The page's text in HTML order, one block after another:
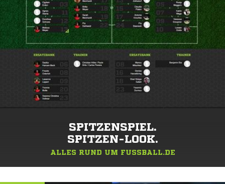
SPITZENSPIEL.
SPITZEN-LOOK.
ALLES RUND UM FUSSBALL.DE